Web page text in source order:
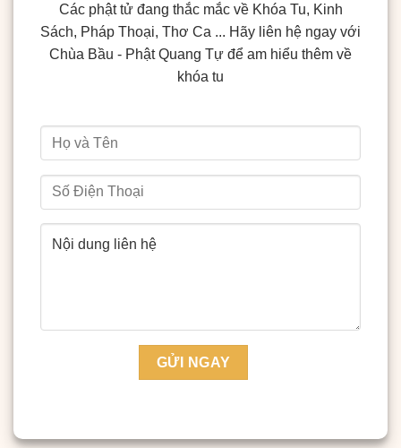
Các phật tử đang thắc mắc về Khóa Tu, Kinh
Sách, Pháp Thoại, Thơ Ca ... Hãy liên hệ ngay với
Chùa Bầu - Phật Quang Tự để am hiểu thêm về
khóa tu